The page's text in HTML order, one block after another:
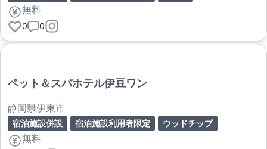
無料
0 0
ペット＆スパホテル伊豆ワン
静岡県伊東市
宿泊施設併設 宿泊施設利用者限定 ウッドチップ
無料